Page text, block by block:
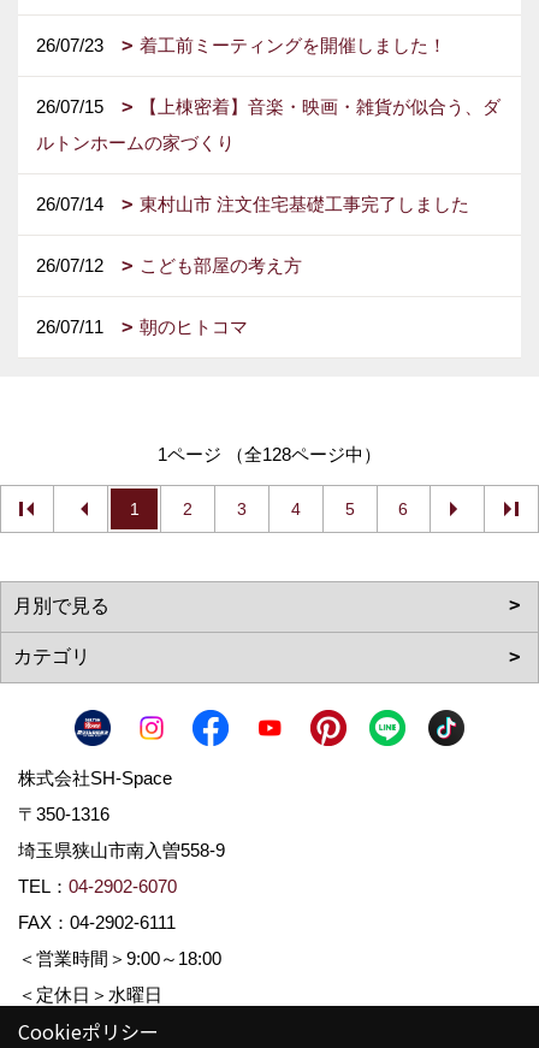
26/07/23 着工前ミーティングを開催しました！
26/07/15
【上棟密着】音楽・映画・雑貨が似合う、ダ
ルトンホームの家づくり
26/07/14 東村山市 注文住宅基礎工事完了しました
26/07/12 こども部屋の考え方
26/07/11 朝のヒトコマ
1ページ （全128ページ中）
1 2 3 4 5 6
株式会社SH-Space
〒350-1316
埼玉県狭山市南入曽558-9
TEL： 04-2902-6070
FAX：04-2902-6111
＜営業時間＞9:00～18:00
＜定休日＞水曜日
Cookieポリシー